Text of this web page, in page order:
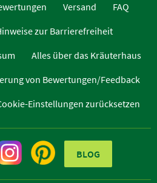
Versand
FAQ
zur Barrierefreiheit
Alles über das Kräuterhaus
von Bewertungen/Feedback
Einstellungen zurücksetzen
BLOG